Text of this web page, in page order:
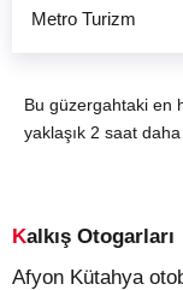
Metro Turizm
Bu güzergahtaki en
yaklaşık 2 saat
Kalkış Otogarları
Afyon Kütahya otobüs seferleri 1 farklı kalkış